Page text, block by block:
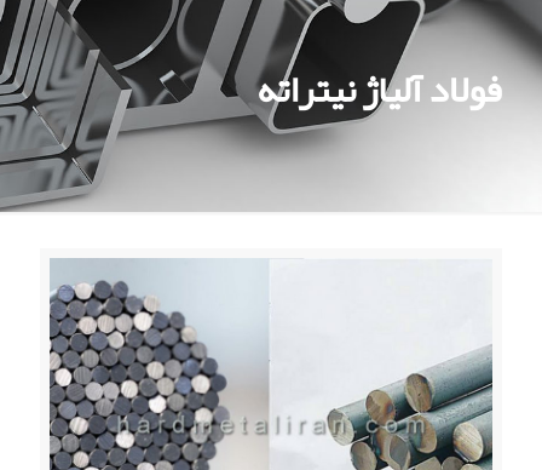
فولاد آلیاژ نیتراته